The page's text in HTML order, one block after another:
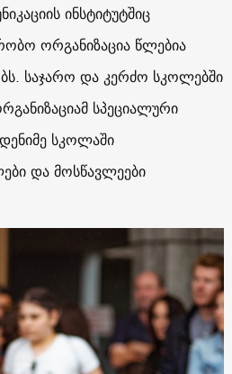
ინსტიტუტშიც
ორგანიზაცია წლებია
. საჯარო დაკერძო სკოლებში
სპეციალური
სკოლაში
დამოსწავლეები